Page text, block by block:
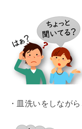
・皿洗いをしなが